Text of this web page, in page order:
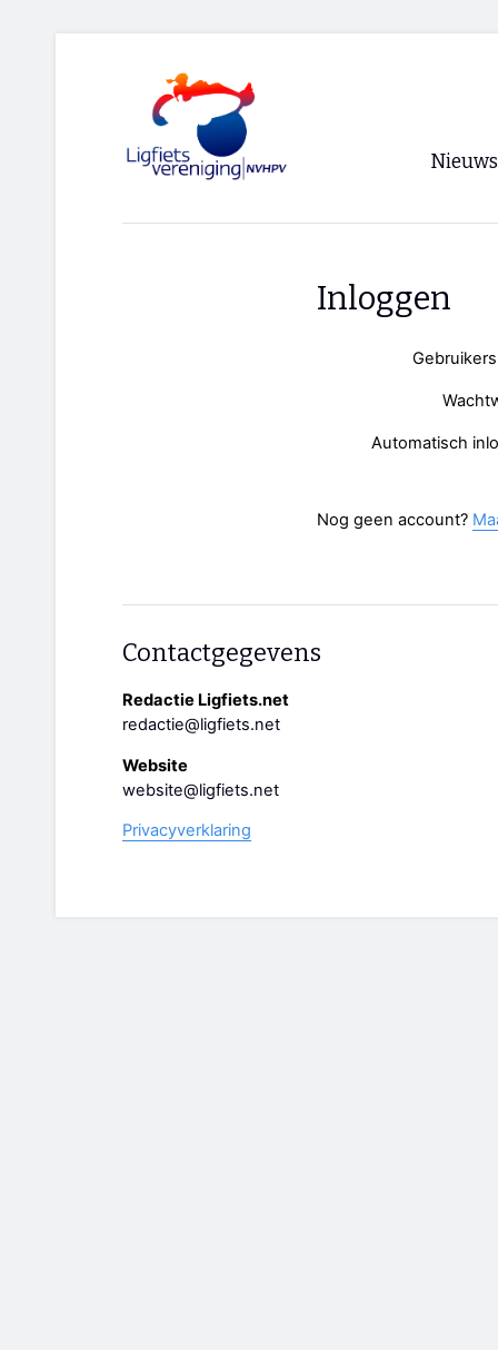
Nieuws
Inloggen
Automatisch
Nog geen account?
Contactgegevens
Redactie Ligfiets.net
redactie@ligfiets.net
Website
website@ligfiets.net
Privacyverklaring